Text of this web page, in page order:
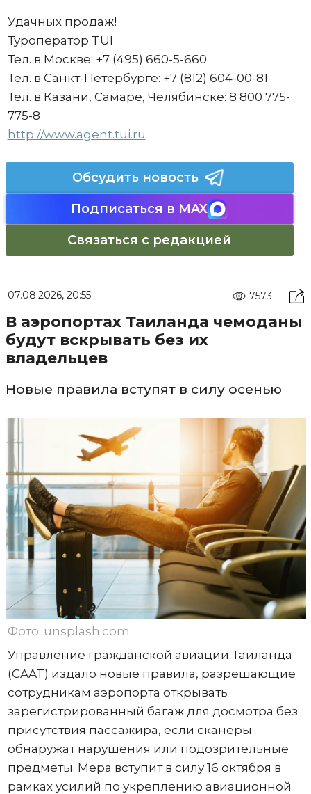
Удачных продаж!
Туроператор TUI
Тел. в Москве: +7 (495) 660-5-660
Тел. в Санкт-Петербурге: +7 (812) 604-00-81
Тел. в Казани, Самаре, Челябинске: 8 800 775-
775-8
http://www.agent.tui.ru
Обсудить новость
Подписаться в MAX
Связаться с редакцией
07.08.2026, 20:55 7573
В аэропортах Таиланда чемоданы
будут вскрывать без их
владельцев
Новые правила вступят в силу осенью
Фото: unsplash.com
Управление гражданской авиации Таиланда
(CAAT) издало новые правила, разрешающие
сотрудникам аэропорта открывать
зарегистрированный багаж для досмотра без
присутствия пассажира, если сканеры
обнаружат нарушения или подозрительные
предметы. Мера вступит в силу 16 октября в
рамках усилий по укреплению авиационной